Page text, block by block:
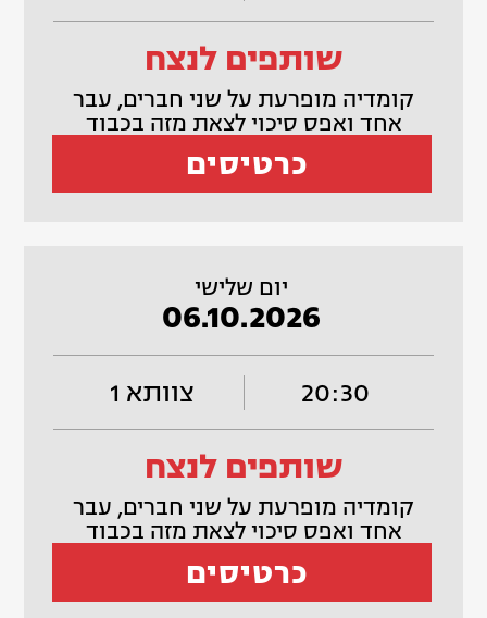
שותפים לנצח
קומדיה מופרעת על שני חברים, עבר
אחד ואפס סיכוי לצאת מזה בכבוד
כרטיסים
יום שלישי
06.10.2026
20:30 צוותא 1
שותפים לנצח
קומדיה מופרעת על שני חברים, עבר
אחד ואפס סיכוי לצאת מזה בכבוד
כרטיסים